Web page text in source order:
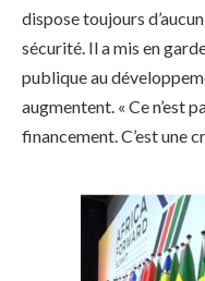
dispose toujours
sécurité. Il a mis en
publique au
augmentent. « Ce n’est
financement. C’est une